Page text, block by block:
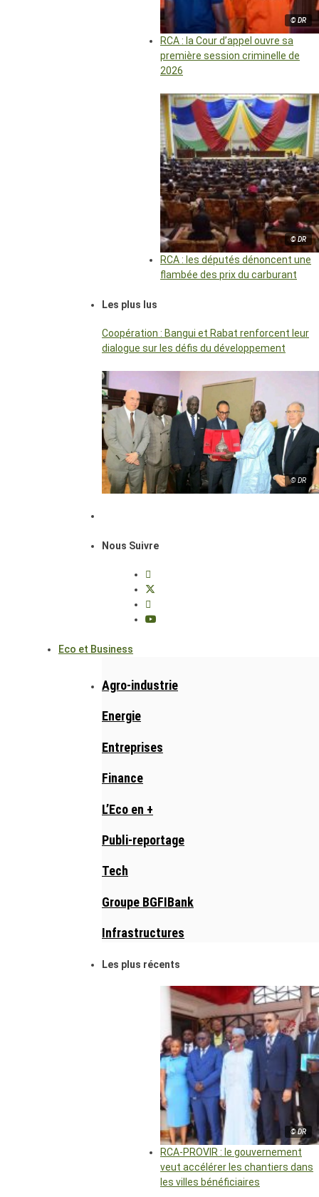
© DR
RCA : la Cour d’appel ouvre sa
première session criminelle de
2026
© DR
RCA : les députés dénoncent une
flambée des prix du carburant
Les plus lus
Coopération : Bangui et Rabat renforcent leur
dialogue sur les défis du développement
© DR
Nous Suivre
Eco et Business
Agro-industrie
Energie
Entreprises
Finance
L’Eco en +
Publi-reportage
Tech
Groupe BGFIBank
Infrastructures
Les plus récents
© DR
RCA-PROVIR : le gouvernement
veut accélérer les chantiers dans
les villes bénéficiaires